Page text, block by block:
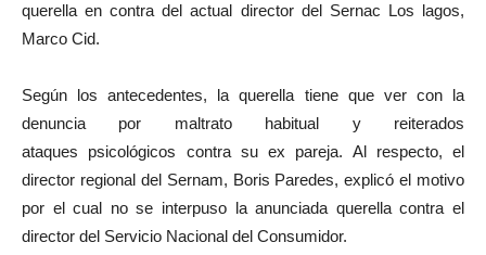
querella en contra del actual director del Sernac Los lagos,
Marco Cid.
Según los antecedentes, la querella tiene que ver con la
denuncia por maltrato habitual y reiterados
ataques psicológicos contra su ex pareja. Al respecto, el
director regional del Sernam, Boris Paredes, explicó el motivo
por el cual no se interpuso la anunciada querella contra el
director del Servicio Nacional del Consumidor.